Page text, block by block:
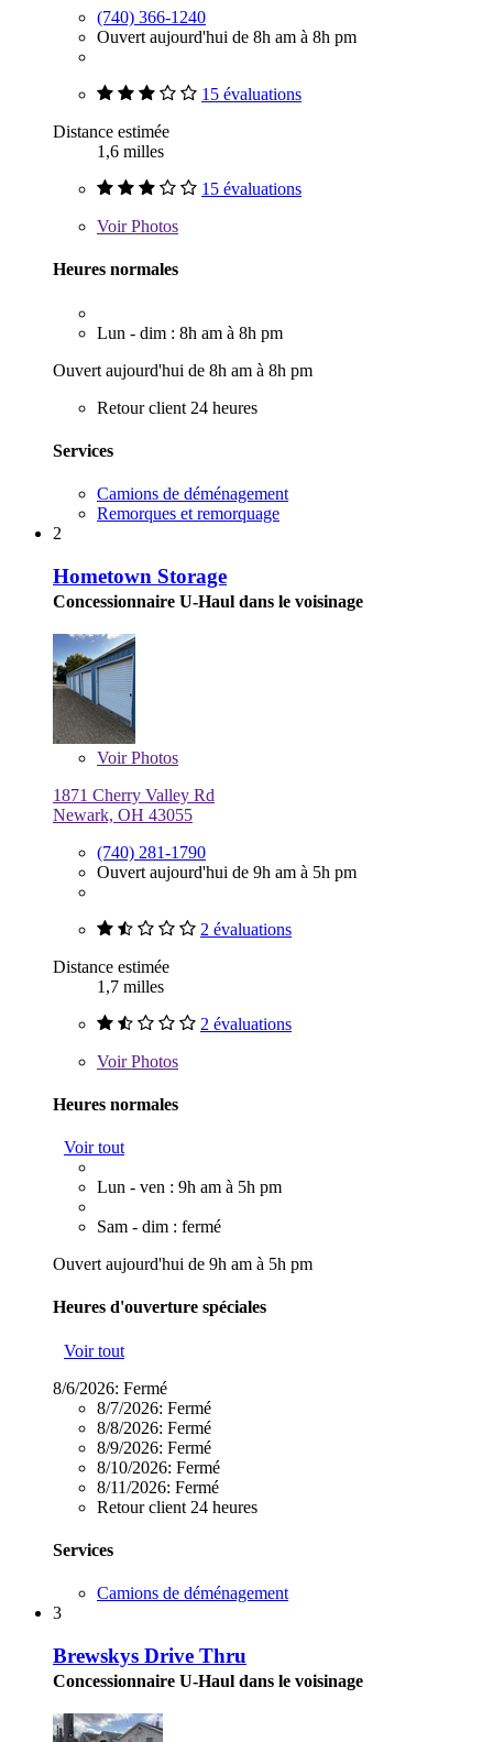
(740) 366-1240
Ouvert aujourd'hui de 8h am à 8h pm
15 évaluations
Distance estimée
1,6 milles
15 évaluations
VoirPhotos
Heures normales
Lun - dim : 8h am à 8h pm
Ouvert aujourd'hui de 8h am à 8h pm
Retour client 24 heures
Services
Camions de déménagement
Remorques et remorquage
2
Hometown Storage
Concessionnaire U-Haul dans le voisinage
VoirPhotos
1871 Cherry Valley Rd
Newark, OH 43055
(740) 281-1790
Ouvert aujourd'hui de 9h am à 5h pm
2 évaluations
Distance estimée
1,7 milles
2 évaluations
VoirPhotos
Heures normales
Voir tout
Lun - ven : 9h am à 5h pm
Sam - dim : fermé
Ouvert aujourd'hui de 9h am à 5h pm
Heures d'ouverture spéciales
Voir tout
8/6/2026: Fermé
8/7/2026: Fermé
8/8/2026: Fermé
8/9/2026: Fermé
8/10/2026: Fermé
8/11/2026: Fermé
Retour client 24 heures
Services
Camions de déménagement
3
Brewskys Drive Thru
Concessionnaire U-Haul dans le voisinage